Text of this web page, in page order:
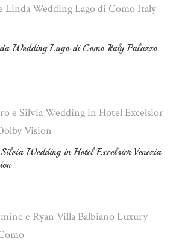
Wedding Lago di Como Italy Palazzo
Wedding in Hotel Excelsior Venezia